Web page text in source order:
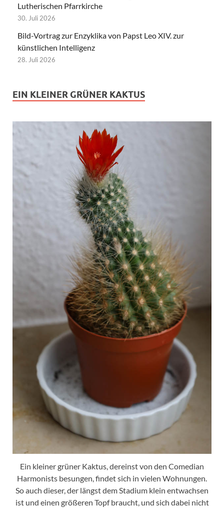
Lutherischen Pfarrkirche
30. Juli 2026
Bild-Vortrag zur Enzyklika von Papst Leo XIV. zur
künstlichen Intelligenz
28. Juli 2026
EIN KLEINER GRÜNER KAKTUS
Ein kleiner grüner Kaktus, dereinst von den Comedian
Harmonists besungen, findet sich in vielen Wohnungen.
So auch dieser, der längst dem Stadium klein entwachsen
ist und einen größeren Topf braucht, und sich dabei nicht